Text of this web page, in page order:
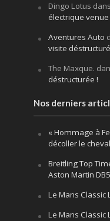
Dingo Lotus dans
électrique
Aventures Auto
visite
The Maxque.
déstructurée !
Nos derniers
« Hommage à
décoller le
Breitling Top
Aston Martin DB5
Le Mans Classic
Le Mans Classic